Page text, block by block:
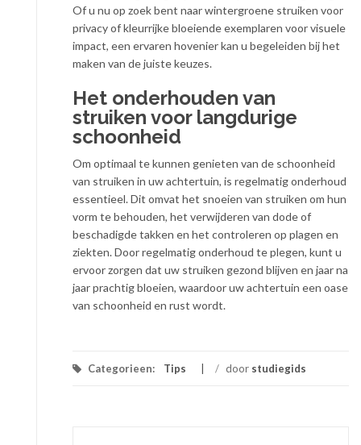
Of u nu op zoek bent naar wintergroene struiken voor
privacy of kleurrijke bloeiende exemplaren voor visuele
impact, een ervaren hovenier kan u begeleiden bij het
maken van de juiste keuzes.
Het onderhouden van
struiken voor langdurige
schoonheid
Om optimaal te kunnen genieten van de schoonheid
van struiken in uw achtertuin, is regelmatig onderhoud
essentieel. Dit omvat het snoeien van struiken om hun
vorm te behouden, het verwijderen van dode of
beschadigde takken en het controleren op plagen en
ziekten. Door regelmatig onderhoud te plegen, kunt u
ervoor zorgen dat uw struiken gezond blijven en jaar na
jaar prachtig bloeien, waardoor uw achtertuin een oase
van schoonheid en rust wordt.
Categorieen: Tips / door studiegids